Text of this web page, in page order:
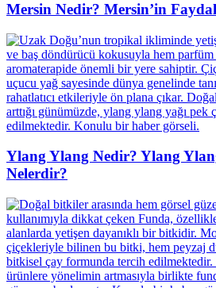
Mersin Nedir? Mersin’in
Ylang Ylang Nedir? Ylang
Nelerdir?